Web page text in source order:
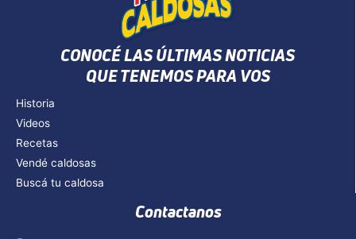
CONOCÉ LAS ÚLTIMAS NOTICIAS
QUE TENEMOS PARA VOS
Historia
Videos
Recetas
Vendé caldosas
Buscá tu caldosa
Contactanos